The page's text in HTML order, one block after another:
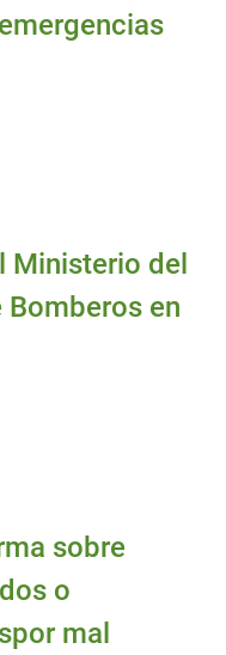
Ministerio del
en
sobre
o
mal